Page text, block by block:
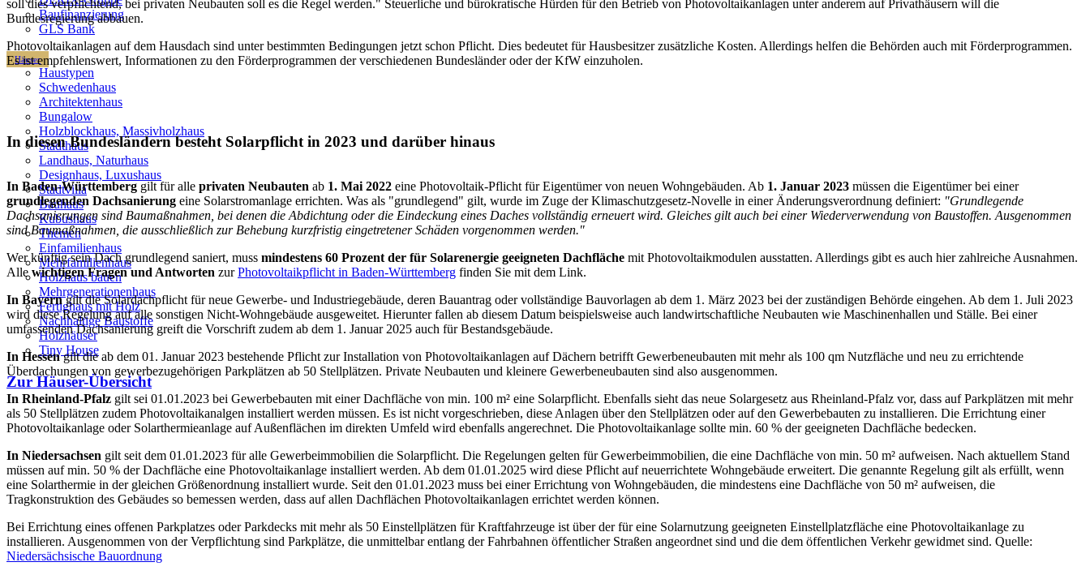
Baufinanzierung
GLS Bank
Häuser
Haustypen
Schwedenhaus
Architektenhaus
Bungalow
Holzblockhaus, Massivholzhaus
Stadthaus
Landhaus, Naturhaus
Designhaus, Luxushaus
Stadtvilla
Bauhaus
Kubushaus
Themen
Einfamilienhaus
Mehrfamilienhaus
Holzhaus bauen
Mehrgenerationenhaus
Fertighaus mit Holz
Nachhaltige Baustoffe
Holzhäuser
Tiny House
Zur Häuser-Übersicht
soll dies verpflichtend, bei privaten Neubauten soll es die Regel werden." Steuerliche und bürokratische Hürden für den Betrieb von Photovoltaikanlagen unter anderem auf Privathäusern will die
Bundesregierung abbauen.
Photovoltaikanlagen auf dem Hausdach sind unter bestimmten Bedingungen jetzt schon Pflicht. Dies bedeutet für Hausbesitzer zusätzliche Kosten. Allerdings helfen die Behörden auch mit Förderprogrammen.
Es ist empfehlenswert, Informationen zu den Förderprogrammen der verschiedenen Bundesländer oder der KfW einzuholen.
In diesen Bundesländern besteht Solarpflicht in 2023 und darüber hinaus
In Baden-Württemberg gilt für alle privaten Neubauten ab 1. Mai 2022 eine Photovoltaik-Pflicht für Eigentümer von neuen Wohngebäuden. Ab 1. Januar 2023 müssen die Eigentümer bei einer
grundlegenden Dachsanierung eine Solarstromanlage errichten. Was als "grundlegend" gilt, wurde im Zuge der Klimaschutzgesetz-Novelle in einer Änderungsverordnung definiert: "Grundlegende
Dachsanierungen sind Baumaßnahmen, bei denen die Abdichtung oder die Eindeckung eines Daches vollständig erneuert wird. Gleiches gilt auch bei einer Wiederverwendung von Baustoffen. Ausgenommen
sind Baumaßnahmen, die ausschließlich zur Behebung kurzfristig eingetretener Schäden vorgenommen werden."
Wer künftig sein Dach grundlegend saniert, muss mindestens 60 Prozent der für Solarenergie geeigneten Dachfläche mit Photovoltaikmodulen ausstatten. Allerdings gibt es auch hier zahlreiche Ausnahmen.
Allewichtigen Fragen und Antworten zurPhotovoltaikpflicht in Baden-Württemberg finden Sie mit dem Link.
In Bayerngilt die Solardachpflicht für neue Gewerbe- und Industriegebäude, deren Bauantrag oder vollständige Bauvorlagen ab dem 1. März 2023 bei der zuständigen Behörde eingehen. Ab dem 1. Juli 2023
wird diese Regelung auf alle sonstigen Nicht-Wohngebäude ausgeweitet. Hierunter fallen ab diesem Datum beispielsweise auch landwirtschaftliche Neubauten wie Maschinenhallen und Ställe. Bei einer
umfassenden Dachsanierung greift die Vorschrift zudem ab dem 1. Januar 2025 auch für Bestandsgebäude.
In Hessengilt die ab dem 01. Januar 2023 bestehende Pflicht zur Installation von Photovoltaikanlagen auf Dächern betrifft Gewerbeneubauten mit mehr als 100 qm Nutzfläche und neu zu errichtende
Überdachungen von gewerbezugehörigen Parkplätzen ab 50 Stellplätzen. Private Neubauten und kleinere Gewerbeneubauten sind also ausgenommen.
In Rheinland-Pfalz gilt sei 01.01.2023 bei Gewerbebauten mit einer Dachfläche von min. 100 m² eine Solarpflicht. Ebenfalls sieht das neue Solargesetz aus Rheinland-Pfalz vor, dass auf Parkplätzen mit mehr
als 50 Stellplätzen zudem Photovoltaikanalgen installiert werden müssen. Es ist nicht vorgeschrieben, diese Anlagen über den Stellplätzen oder auf den Gewerbebauten zu installieren. Die Errichtung einer
Photovoltaikanlage oder Solarthermieanlage auf Außenflächen im direkten Umfeld wird ebenfalls angerechnet. Die Photovoltaikanlage sollte min. 60 % der geeigneten Dachfläche bedecken.
In Niedersachsen gilt seit dem 01.01.2023 für alle Gewerbeimmobilien die Solarpflicht. Die Regelungen gelten für Gewerbeimmobilien, die eine Dachfläche von min. 50 m² aufweisen. Nach aktuellem Stand
müssen auf min. 50 % der Dachfläche eine Photovoltaikanlage installiert werden. Ab dem 01.01.2025 wird diese Pflicht auf neuerrichtete Wohngebäude erweitert. Die genannte Regelung gilt als erfüllt, wenn
eine Solarthermie in der gleichen Größenordnung installiert wurde. Seit den 01.01.2023 muss bei einer Errichtung von Wohngebäuden, die mindestens eine Dachfläche von 50 m² aufweisen, die
Tragkonstruktion des Gebäudes so bemessen werden, dass auf allen Dachflächen Photovoltaikanlagen errichtet werden können.
Bei Errichtung eines offenen Parkplatzes oder Parkdecks mit mehr als 50 Einstellplätzen für Kraftfahrzeuge ist über der für eine Solarnutzung geeigneten Einstellplatzfläche eine Photovoltaikanlage zu
installieren. Ausgenommen von der Verpflichtung sind Parkplätze, die unmittelbar entlang der Fahrbahnen öffentlicher Straßen angeordnet sind und die dem öffentlichen Verkehr gewidmet sind. Quelle:
Niedersächsische Bauordnung